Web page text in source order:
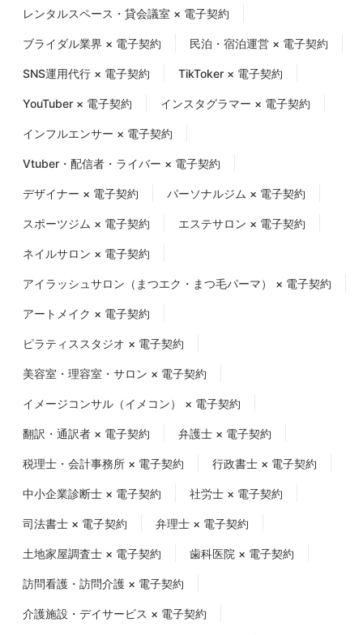
レンタルスペース・貸会議室 × 電子契約
ブライダル業界 × 電子契約 民泊・宿泊運営 × 電子契約
SNS運用代行 × 電子契約 TikToker × 電子契約
YouTuber × 電子契約 インスタグラマー × 電子契約
インフルエンサー × 電子契約
Vtuber・配信者・ライバー × 電子契約
デザイナー × 電子契約 パーソナルジム × 電子契約
スポーツジム × 電子契約 エステサロン × 電子契約
ネイルサロン × 電子契約
アイラッシュサロン（まつエク・まつ毛パーマ） × 電子契約
アートメイク × 電子契約
ピラティススタジオ × 電子契約
美容室・理容室・サロン × 電子契約
イメージコンサル（イメコン） × 電子契約
翻訳・通訳者 × 電子契約 弁護士 × 電子契約
税理士・会計事務所 × 電子契約 行政書士 × 電子契約
中小企業診断士 × 電子契約 社労士 × 電子契約
司法書士 × 電子契約 弁理士 × 電子契約
土地家屋調査士 × 電子契約 歯科医院 × 電子契約
訪問看護・訪問介護 × 電子契約
介護施設・デイサービス × 電子契約